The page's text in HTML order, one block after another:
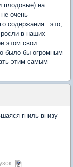
плодовые) на
очень
содержания...это,
в наших
этом свои
было бы огромным
этим самым
гниль внизу